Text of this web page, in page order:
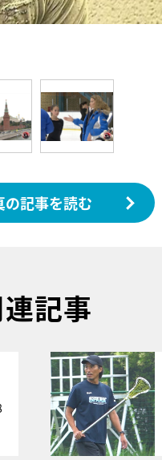
の記事を読む
記事